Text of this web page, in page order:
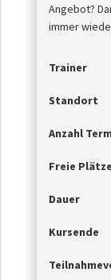
Angebot?
immer
Trainer
Standort
Anzahl
Freie Plätze
Dauer
Kursende